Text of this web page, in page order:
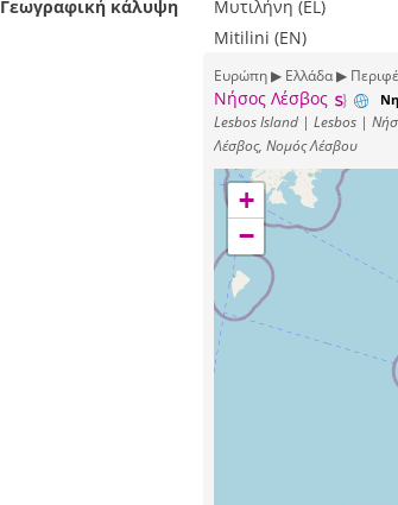
Γεωγραφική κάλυψη
Μυτιλήνη (EL)
Mitilini (EN)
Ευρώπη ▶ Ελλάδα ▶
Νήσος Λέσβος
Lesbos Island | Lesbos |
Λέσβος, Νομός Λέσβου
+
−